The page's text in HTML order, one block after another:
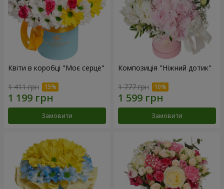
Квіти в коробці "Моє серце"
1 411 грн
Замовити
Композиція "Ніжний дотик"
1 777 грн
Замовити